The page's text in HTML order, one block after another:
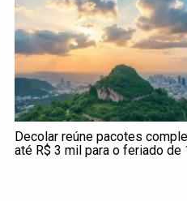
Decolar reúne pacotes
até R$ 3 mil para o feriado de